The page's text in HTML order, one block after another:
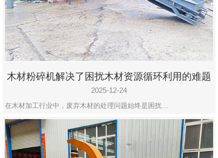
木材粉碎机解决了困扰木材资源循环利用的难题
2025-12-24
在木材加工行业中，废弃木材的处理问题始终是困扰…